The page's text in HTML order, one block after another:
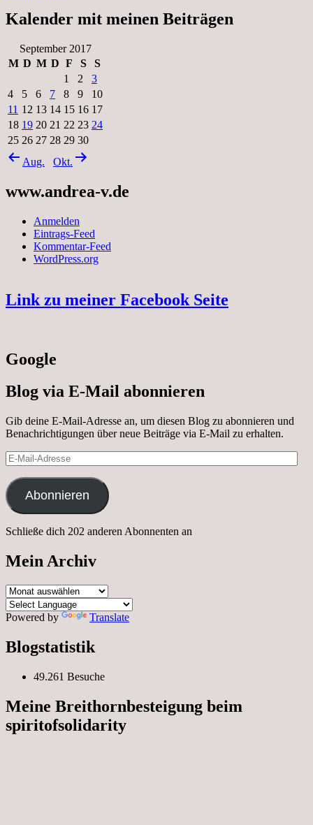
Kalender mit meinen Beiträgen
September 2017
M D M D F S
S
1
2
3
4
5 6 7 8 9
10
11 12 13 14 15 16 17
18 19 20 21 22 23 24
25 26 27 28 29 30
Aug.
Okt.
www.andrea-v.de
Anmelden
Eintrags-Feed
Kommentar-Feed
WordPress.org
Link zu meiner Facebook Seite
Google
Blog via E-Mail abonnieren
Gib deine E-Mail-Adresse an, um diesen Blog zu abonnieren und
Benachrichtigungen über neue Beiträge via E-Mail zu erhalten.
E-
Mail-
Adresse
Abonnieren
Schließe dich 202 anderen Abonnenten an
Mein Archiv
Mein
Archiv
Powered by
Translate
Blogstatistik
49.261 Besuche
Meine Breithornbesteigung beim
spiritofsolidarity